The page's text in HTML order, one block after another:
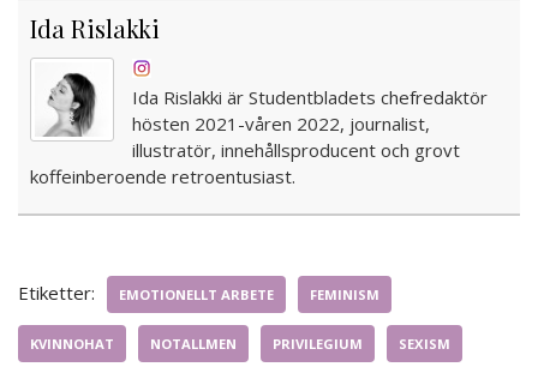
Ida Rislakki
Ida Rislakki är Studentbladets chefredaktör
hösten 2021-våren 2022, journalist,
illustratör, innehållsproducent och grovt
koffeinberoende retroentusiast.
Etiketter: EMOTIONELLT ARBETE FEMINISM
KVINNOHAT NOTALLMEN PRIVILEGIUM SEXISM